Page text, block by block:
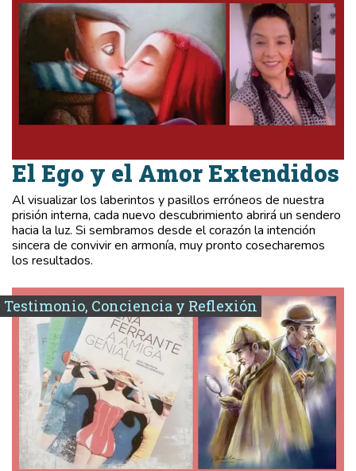
El Ego y el Amor Extendidos
Al visualizar los laberintos y pasillos erróneos de nuestra
prisión interna, cada nuevo descubrimiento abrirá un sendero
hacia la luz. Si sembramos desde el corazón la intención
sincera de convivir en armonía, muy pronto cosecharemos
los resultados.
Testimonio, Conciencia y Reflexión